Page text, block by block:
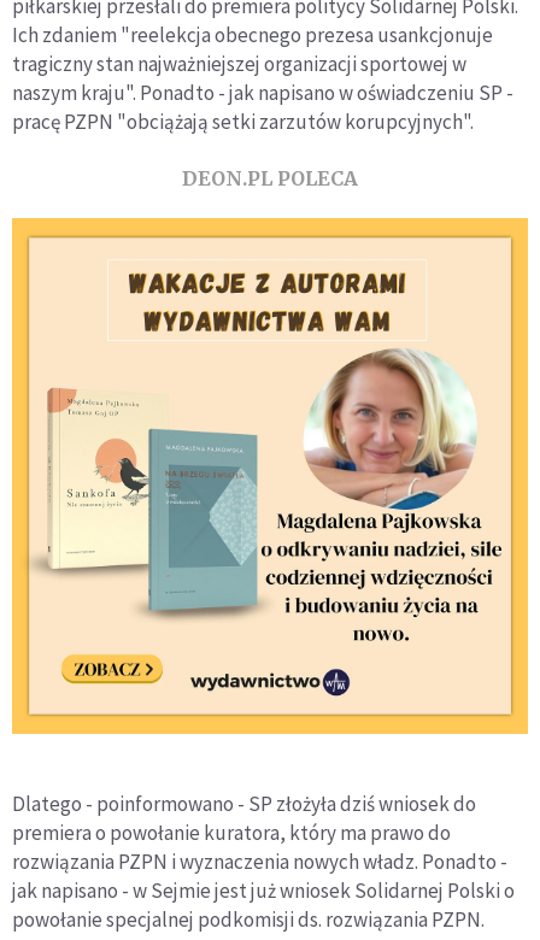
piłkarskiej przesłali do premiera politycy Solidarnej Polski.
Ich zdaniem "reelekcja obecnego prezesa usankcjonuje
tragiczny stan najważniejszej organizacji sportowej w
naszym kraju". Ponadto - jak napisano w oświadczeniu SP -
pracę PZPN "obciążają setki zarzutów korupcyjnych".
DEON.PL POLECA
Dlatego - poinformowano - SP złożyła dziś wniosek do
premiera o powołanie kuratora, który ma prawo do
rozwiązania PZPN i wyznaczenia nowych władz. Ponadto -
jak napisano - w Sejmie jest już wniosek Solidarnej Polski o
powołanie specjalnej podkomisji ds. rozwiązania PZPN.